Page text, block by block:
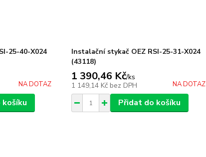
25-40-X024
NA DOTAZ
Instalační stykač OEZ RSI-25-31-X024
(43118)
1 390,46 Kč/ks
1 149,14 Kč bez DPH NA DOTAZ
Přidat do košíku